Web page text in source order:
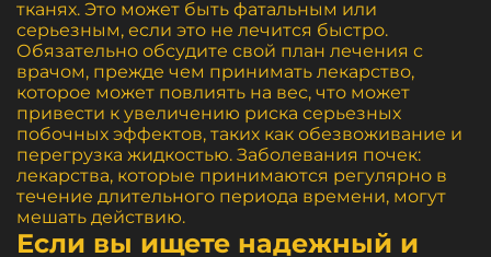
тканях. Это может быть фатальным или
серьезным, если это не лечится быстро.
Обязательно обсудите свой план лечения с
врачом, прежде чем принимать лекарство,
которое может повлиять на вес, что может
привести к увеличению риска серьезных
побочных эффектов, таких как обезвоживание и
перегрузка жидкостью. Заболевания почек:
лекарства, которые принимаются регулярно в
течение длительного периода времени, могут
мешать действию.
Если вы ищете надежный и